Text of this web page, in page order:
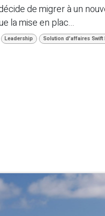
de migrer à un
la mise en plac...
Leadership Solution d'affaires Swift